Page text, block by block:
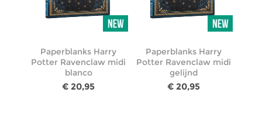
Paperblanks Harry
Potter Ravenclaw midi
blanco
€ 20,95
Paperblanks Harry
Potter Ravenclaw midi
gelijnd
€ 20,95